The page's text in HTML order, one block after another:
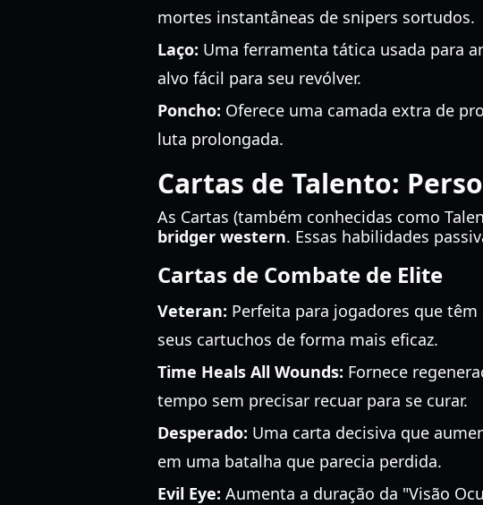
mortes instantâneas de snipers sortudos.
Laço: Uma ferramenta tática usada para
alvo fácil para seu revólver.
Poncho: Oferece uma camada extra de
luta prolongada.
Cartas de Talento:
As Cartas (também conhecidas como
bridger western. Essas habilidades
Cartas de Combate de Elite
Veteran: Perfeita para jogadores que
seus cartuchos de forma mais eficaz.
Time Heals All Wounds: Fornece
tempo sem precisar recuar para se curar.
Desperado: Uma carta decisiva que
em uma batalha que parecia perdida.
Evil Eye: Aumenta a duração da "Visão